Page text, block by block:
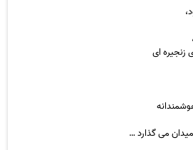
زنجیره ای
می گذارد …